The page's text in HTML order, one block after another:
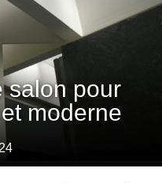
salon pour
moderne